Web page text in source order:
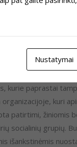
ir tvaraus
viešąsias
modelis taikant
Taip pat
gerinant
kurie paprastai
kuri
patirtimi, žiniomis
socialinių grupių.
išankstinėmis
Nustatymai